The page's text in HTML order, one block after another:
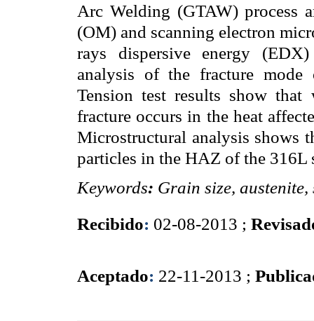
Arc Welding (GTAW) process
(OM) and scanning electron
rays dispersive energy (EDX)
analysis of the fracture mode
Tension test results show that
fracture occurs in the heat
Microstructural analysis shows
particles in the HAZ of the 316L
Keywords: Grain size,
Recibido: 02-08-2013 ;
Aceptado: 22-11-2013 ;